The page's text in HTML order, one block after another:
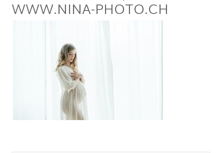
WWW.NINA-PHOTO.CH